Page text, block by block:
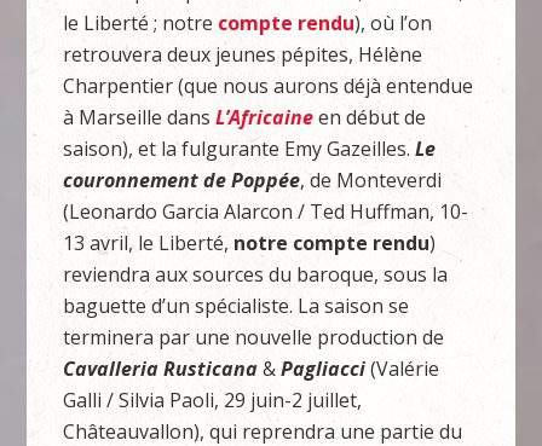
le Liberté ; notre compte rendu), où l’on
retrouvera deux jeunes pépites, Hélène
Charpentier (que nous aurons déjà entendue
à Marseille dansL’Africaineen début de
saison), et la fulgurante Emy Gazeilles.Le
couronnement de Poppée, de Monteverdi
(Leonardo Garcia Alarcon / Ted Huffman, 10-
13 avril, le Liberté, notre compte rendu)
reviendra aux sources du baroque, sous la
baguette d’un spécialiste. La saison se
terminera par une nouvelle production de
Cavalleria Rusticana&Pagliacci(Valérie
Galli / Silvia Paoli, 29 juin-2 juillet,
Châteauvallon), qui reprendra une partie du